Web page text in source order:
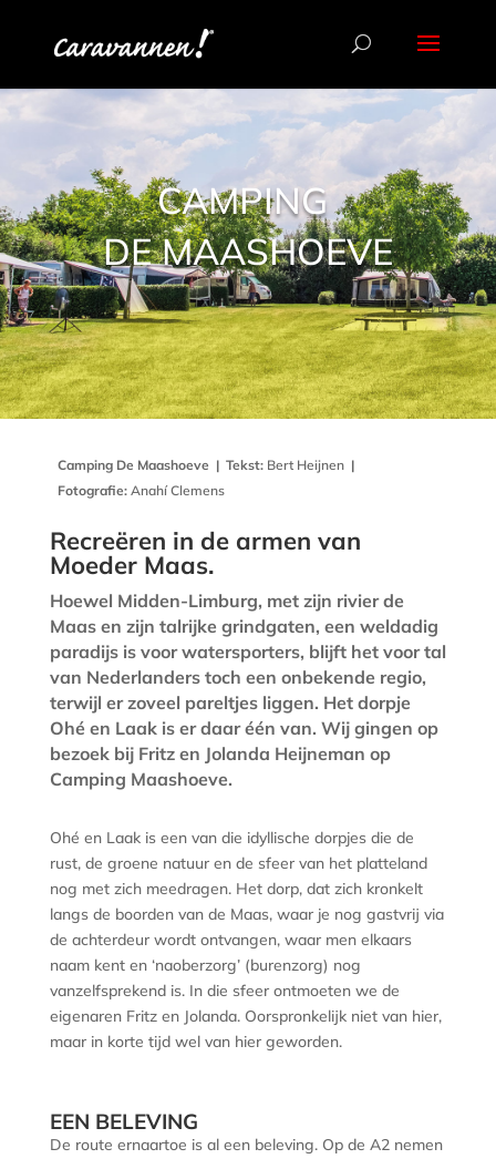
CAMPING
DE MAASHOEVE
Camping De Maashoeve | Tekst:Bert Heijnen|
Fotografie: Anahí Clemens
Recreëren in de armen van
Moeder Maas.
Hoewel Midden-Limburg, met zijn rivier de
Maas en zijn talrijke grindgaten, een weldadig
paradijs is voor watersporters, blijft het voor tal
van Nederlanders toch een onbekende regio,
terwijl er zoveel pareltjes liggen. Het dorpje
Ohé en Laak is er daar één van. Wij gingen op
bezoek bij Fritz en Jolanda Heijneman op
Camping Maashoeve.
Ohé en Laak is een van die idyllische dorpjes die de
rust, de groene natuur en de sfeer van het platteland
nog met zich meedragen. Het dorp, dat zich kronkelt
langs de boorden van de Maas, waar je nog gastvrij via
de achterdeur wordt ontvangen, waar men elkaars
naam kent en ‘naoberzorg’ (burenzorg) nog
vanzelfsprekend is. In die sfeer ontmoeten we de
eigenaren Fritz en Jolanda. Oorspronkelijk niet van hier,
maar in korte tijd wel van hier geworden.
EEN BELEVING
De route ernaartoe is al een beleving. Op de A2 nemen